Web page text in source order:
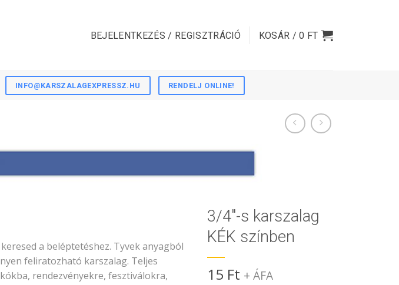
BEJELENTKEZÉS / REGISZTRÁCIÓ KOSÁR /0 FT
INFO@KARSZALAGEXPRESSZ.HU RENDELJ ONLINE!
a beléptetéshez. Tyvek anyagból
feliratozható karszalag. Teljes
rendezvényekre, fesztiválokra,
3/4″-s karszalag
KÉK színben
15 Ft + ÁFA